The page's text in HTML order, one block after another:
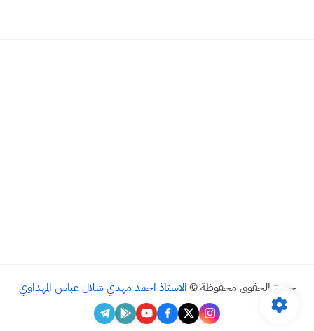
جميع الحقوق محفوظة © الاستاذ احمد مهدي شلال عباس المهداوي